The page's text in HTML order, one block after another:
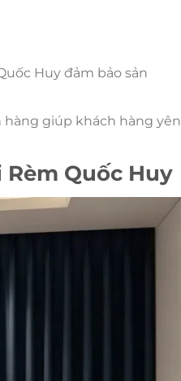
Huy đảm bảo sản
hàng giúp khách hàng yên
Rèm Quốc Huy